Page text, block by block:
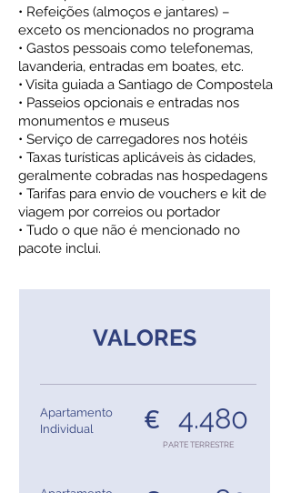
• Refeições (almoços e jantares) –
exceto os mencionados no programa
• Gastos pessoais como telefonemas,
lavanderia, entradas em boates, etc.
• Visita guiada a Santiago de Compostela
• Passeios opcionais e entradas nos
monumentos e museus
• Serviço de carregadores nos hotéis
• Taxas turísticas aplicáveis às cidades,
geralmente cobradas nas hospedagens
• Tarifas para envio de vouchers e kit de
viagem por correios ou portador
• Tudo o que não é mencionado no
pacote inclui.
€ 4.480
Apartamento
Individual
PARTE TERRESTRE
VALORES